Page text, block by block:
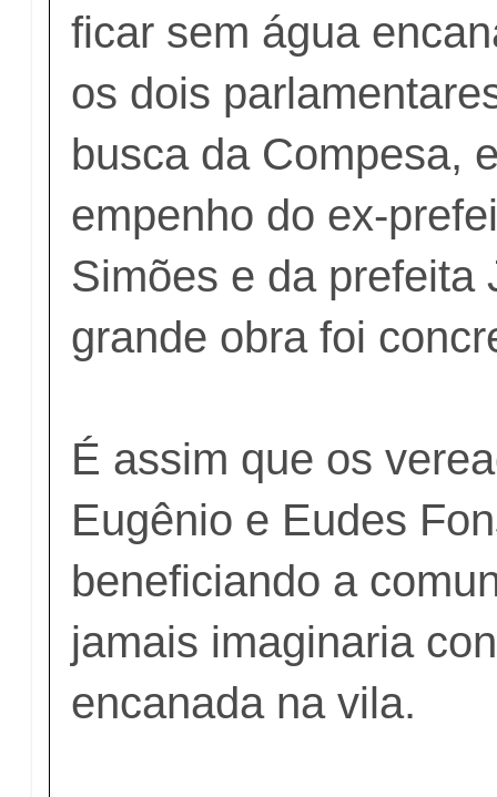
ficar sem água
os dois
busca da Compesa,
empenho do ex-
Simões e da prefeita
grande obra foi
É assim que os
Eugênio e Eudes
beneficiando a
jamais imaginaria
encanada na vila.